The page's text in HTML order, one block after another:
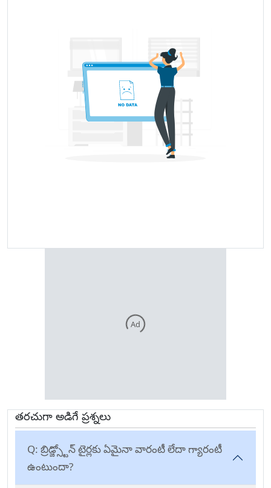
Price Range
Price Coming Soon
Ad
తరచుగా అడిగే ప్రశ్నలు
Q: బ్రిడ్జ్స్టోన్ టైర్లకు ఏమైనా వారంటీ లేదా గ్యారంటీ
ఉంటుందా?